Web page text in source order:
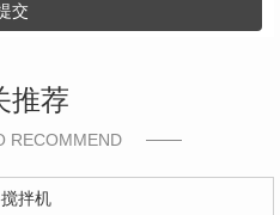
交
推荐
RECOMMEND
拌机